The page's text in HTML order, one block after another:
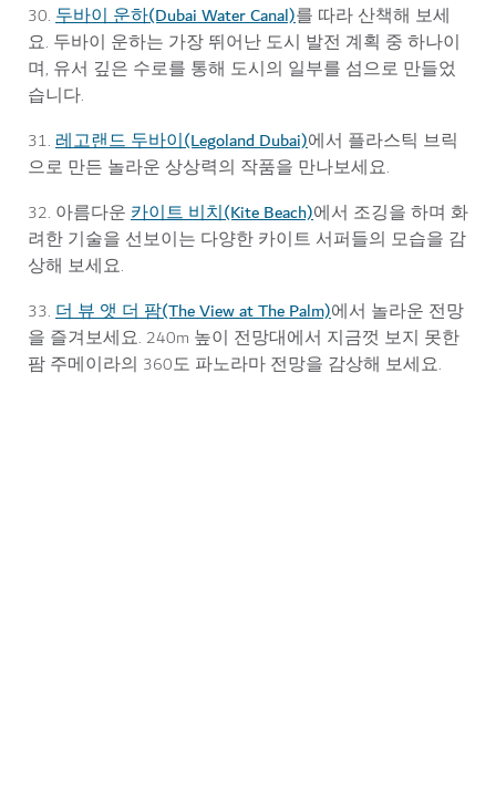
30. 두바이 운하(Dubai Water Canal)를 따라 산책해 보세
요. 두바이 운하는 가장 뛰어난 도시 발전 계획 중 하나이
며, 유서 깊은 수로를 통해 도시의 일부를 섬으로 만들었
습니다.
31. 레고랜드 두바이(Legoland Dubai)에서 플라스틱 브릭
으로 만든 놀라운 상상력의 작품을 만나보세요.
32. 아름다운 카이트 비치(Kite Beach)에서 조깅을 하며 화
려한 기술을 선보이는 다양한 카이트 서퍼들의 모습을 감
상해 보세요.
33. 더 뷰 앳 더 팜(The View at The Palm)에서 놀라운 전망
을 즐겨보세요. 240m 높이 전망대에서 지금껏 보지 못한
팜 주메이라의 360도 파노라마 전망을 감상해 보세요.